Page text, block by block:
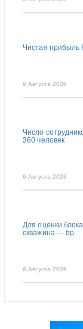
Чистая прибыль
6 Августа 2026
Число
360 человек
6 Августа 2026
Для оценки
скважина — bp
6 Августа 2026